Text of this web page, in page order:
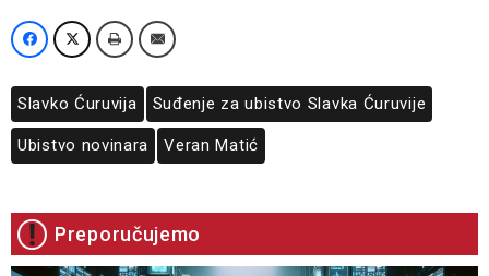
Slavko Ćuruvija Suđenje za ubistvo Slavka Ćuruvije
Ubistvo novinara Veran Matić
Preporučujemo